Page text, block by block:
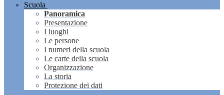
Scuola
Panoramica
Presentazione
I luoghi
Le persone
I numeri della scuola
Le carte della scuola
Organizzazione
La storia
Protezione dei dati